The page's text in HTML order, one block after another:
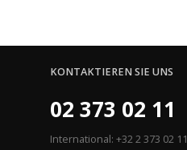
KONTAKTIEREN SIE UNS
02 373 02 11
International: +32 2 373 02 11